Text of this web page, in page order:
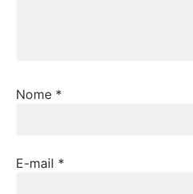
Nome *
E-mail *